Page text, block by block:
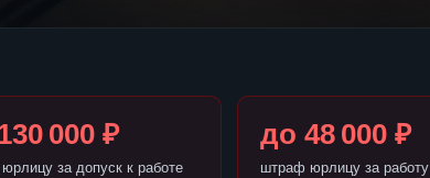
000 ₽
за допуск к работе
до 48 000 ₽
штраф юрлицу за работу